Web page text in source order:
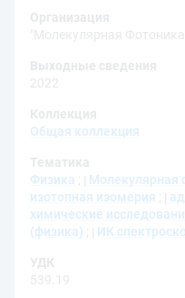
Организация
"Молекулярная
Выходные сведения
2022
Коллекция
Общая коллекция
Физика
Молекулярная
изотопная изомерия
химические
(физика)
ИК
УДК
539.19